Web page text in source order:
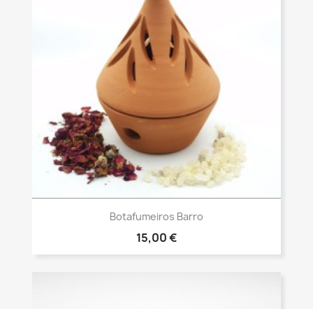
Vista rápida
Botafumeiros Barro
15,00 €